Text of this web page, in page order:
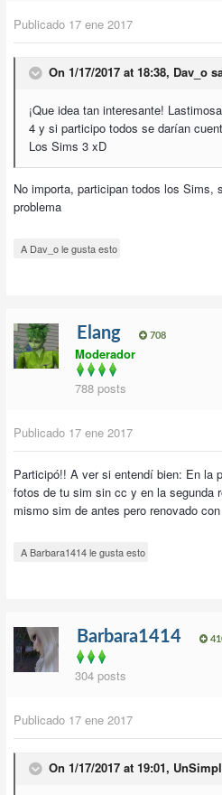
Publicado 17 ene 2017
On 1/17/2017 at 18:38, Dav_o
¡Que idea tan interesante!
4 y si participo todos se darían
Los Sims 3 xD
No importa, participan todos los Sims,
problema
A Dav_o le gusta esto
Elang 708
Moderador
788 posts
Publicado 17 ene 2017
Participó!! A ver si entendí bien: En la
fotos de tu sim sin cc y en la segunda
mismo sim de antes pero renovado
A Barbara1414 le gusta esto
Barbara1414
304 posts
Publicado 17 ene 2017
On 1/17/2017 at 19:01,